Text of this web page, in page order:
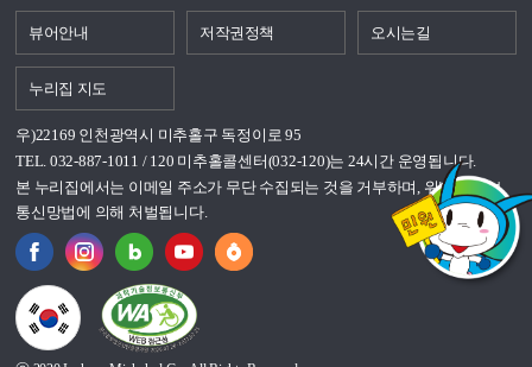
뷰어안내 저작권정책 오시는길
누리집 지도
우)22169 인천광역시 미추홀구 독정이로 95
TEL. 032-887-1011 / 120 미추홀콜센터(032-120)는 24시간 운영됩니다.
본 누리집에서는 이메일 주소가 무단 수집되는 것을 거부하며, 위반시 정보
통신망법에 의해 처벌됩니다.
국가상징이란?